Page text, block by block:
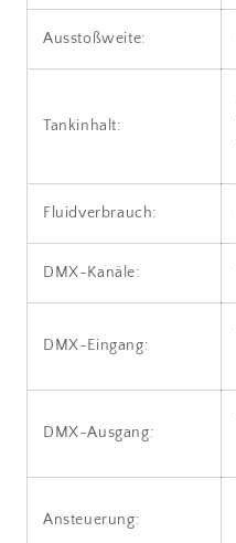
Ausstoßweite:
Tankinhalt:
Fluidverbrauch:
DMX-Kanäle:
DMX-Eingang:
DMX-Ausgang:
Ansteuerung: